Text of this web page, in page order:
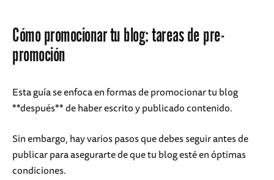
Cómo promocionar tu blog: tareas de pre-
promoción
Esta guía se enfoca en formas de promocionar tu blog
**después** de haber escrito y publicado contenido.
Sin embargo, hay varios pasos que debes seguir antes de
publicar para asegurarte de que tu blog esté en óptimas
condiciones.